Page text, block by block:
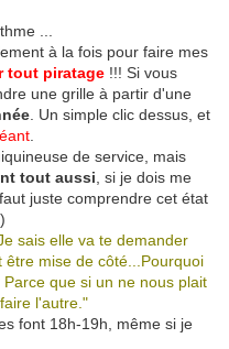
...
à la fois pour faire mes
tout piratage !!! Si vous
une grille à partir d'une
. Un simple clic dessus, et
de service, mais
tout aussi , si je dois me
juste comprendre cet état
sais elle va te demander
mise de côté...Pourquoi
que si un ne nous plait
l'autre."
font 18h-19h, même si je